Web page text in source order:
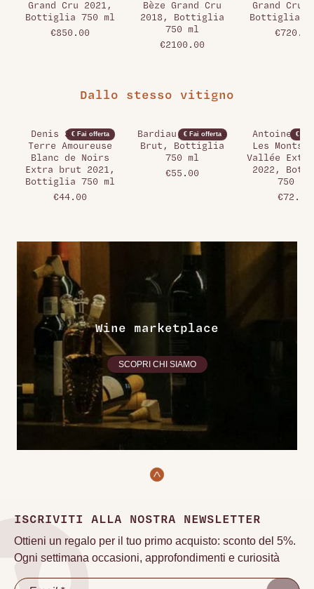
Grand Cru 2021,
Bottiglia 750 ml
€850.00
Bèze Grand Cru
2018, Bottiglia
750 ml
€2100.00
Grand Cru
Bottiglia
€720.00
Dallo stesso vitigno
€ Fai offerta
Denis Salomon,
Terre Amoureuse
Blanc de Noirs
Extra brut 2021,
Bottiglia 750 ml
€44.00
€ Fai offerta
Bardiau, Préface
Brut, Bottiglia
750 ml
€55.00
€ Fai
Antoine
Les Monts
Vallée
2022,
750 ml
€72.00
Wine marketplace
SCOPRI CHI SIAMO
ISCRIVITI ALLA NOSTRA NEWSLETTER
Ottieni un regalo per il tuo primo acquisto: sconto del 5%.
Ogni settimana occasioni, approfondimenti e curiosità